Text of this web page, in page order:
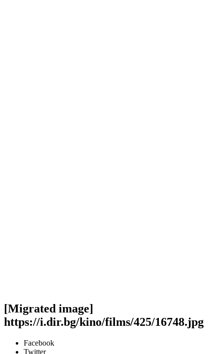
[Migrated image]
https://i.dir.bg/kino/films/425/16748.jpg
Facebook
Twitter